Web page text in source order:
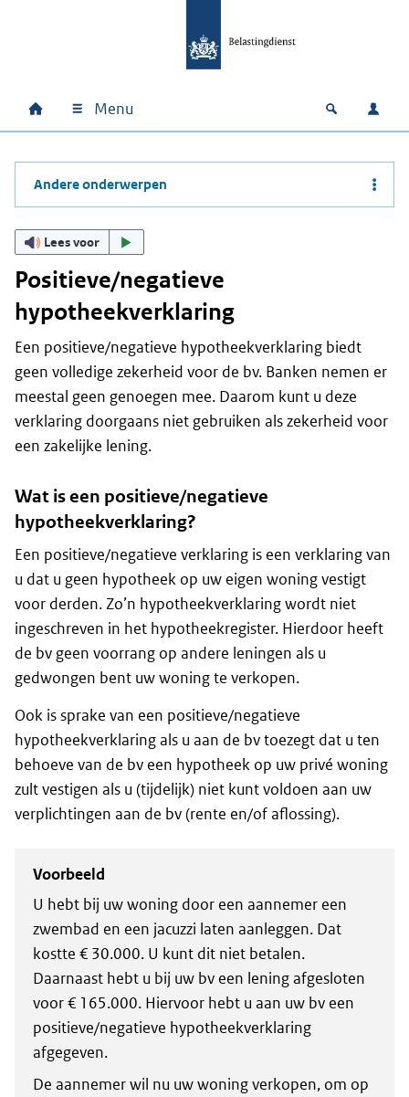
Hoofdnavigatie
Home Menu Open
Andere onderwerpen
Lees voor
Positieve/negatieve
hypotheekverklaring
Een positieve/negatieve hypotheekverklaring biedt
geen volledige zekerheid voor de bv. Banken nemen er
meestal geen genoegen mee. Daarom kunt u deze
verklaring doorgaans niet gebruiken als zekerheid voor
een zakelijke lening.
Wat is een positieve/negatieve
hypotheekverklaring?
Een positieve/negatieve verklaring is een verklaring van
u dat u geen hypotheek op uw eigen woning vestigt
voor derden. Zo’n hypotheekverklaring wordt niet
ingeschreven in het hypotheekregister. Hierdoor heeft
de bv geen voorrang op andere leningen als u
gedwongen bent uw woning te verkopen.
Ook is sprake van een positieve/negatieve
hypotheekverklaring als u aan de bv toezegt dat u ten
behoeve van de bv een hypotheek op uw privé woning
zult vestigen als u (tijdelijk) niet kunt voldoen aan uw
verplichtingen aan de bv (rente en/of aflossing).
Voorbeeld
U hebt bij uw woning door een aannemer een
zwembad en een jacuzzi laten aanleggen. Dat
kostte € 30.000. U kunt dit niet betalen.
Daarnaast hebt u bij uw bv een lening afgesloten
voor € 165.000. Hiervoor hebt u aan uw bv een
positieve/negatieve hypotheekverklaring
afgegeven.
De aannemer wil nu uw woning verkopen, om op